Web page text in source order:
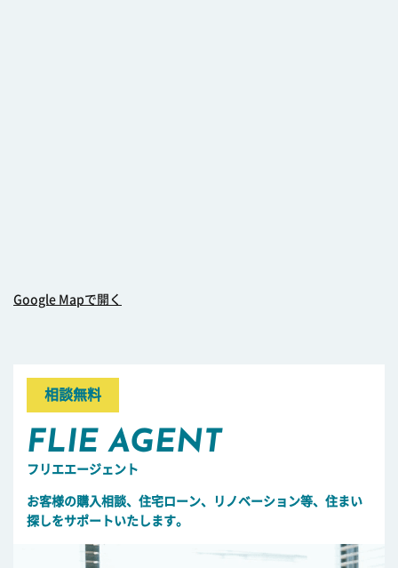
Google Mapで開く
相談無料
FLIE AGENT
フリエエージェント
お客様の購入相談、住宅ローン、リノベーション等、住まい
探しをサポートいたします。